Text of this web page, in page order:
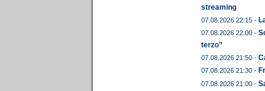
streaming
07.08.2026 22:15 -
07.08.2026 22:00 -
terzo”
07.08.2026 21:50 -
07.08.2026 21:30 -
07.08.2026 21:00 -